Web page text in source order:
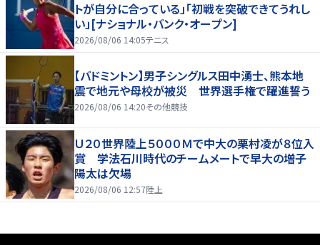
トが自分に合っている」「初戦を突破できてうれし
い」[ナショナル・バンク・オープン]
2026/08/06 14:05テニス
【バドミントン】男子シングルス田中湧士、熊本地
震で地元や母校が被災 世界選手権で躍進誓う
2026/08/06 14:20その他競技
Ｕ２０世界陸上５０００Ｍで中大の栗村凌が８位入
賞 学法石川時代のチームメートで早大の増子
陽太は欠場
2026/08/06 12:57陸上